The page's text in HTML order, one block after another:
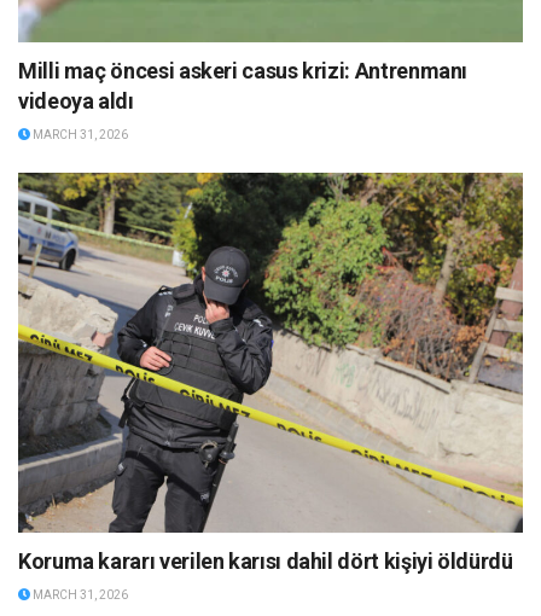
Milli maç öncesi askeri casus krizi: Antrenmanı
videoya aldı
MARCH 31, 2026
Koruma kararı verilen karısı dahil dört kişiyi öldürdü
MARCH 31, 2026